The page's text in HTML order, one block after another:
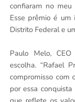
confiaram no
Esse prêmio é
Distrito Federal e
Paulo Melo,
escolha. “Rafael
compromisso com
por essa